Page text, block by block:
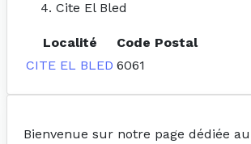
Cite El Bled
Localité
Code Postal
CITE EL BLED 6061
Bienvenue sur notre page dédiée